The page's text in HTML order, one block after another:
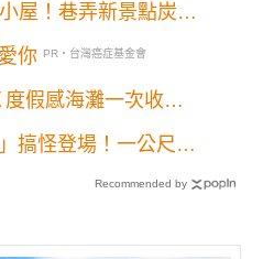
屋！巷弄新景點炭火
你 PR・台灣癌症基金會
假感海灘一次收
搞怪登場！一公尺比
Recommended by